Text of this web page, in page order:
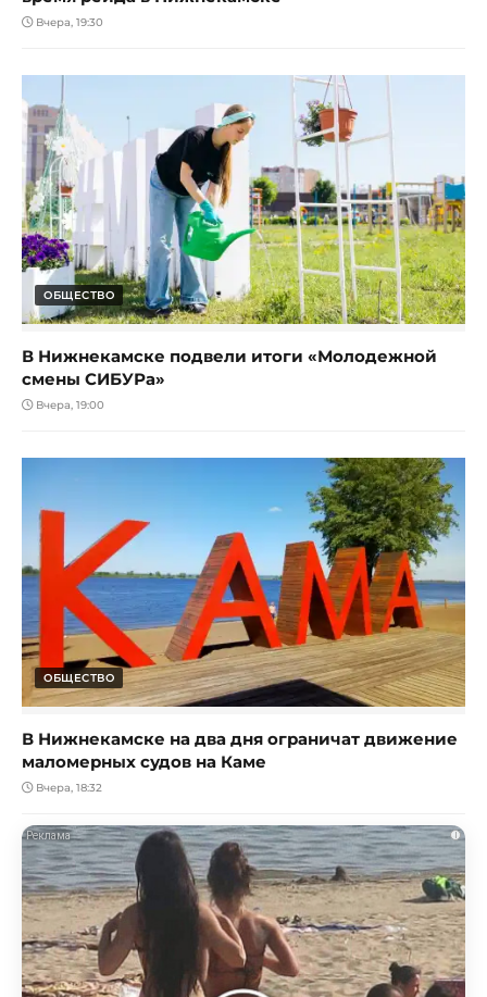
Вчера, 19:30
ОБЩЕСТВО
В Нижнекамске подвели итоги «Молодежной
смены СИБУРа»
Вчера, 19:00
ОБЩЕСТВО
В Нижнекамске на два дня ограничат движение
маломерных судов на Каме
Вчера, 18:32
i